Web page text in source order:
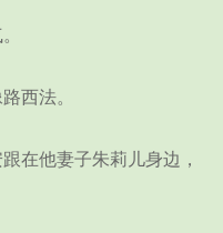
西法。
在他妻子朱莉儿身边，